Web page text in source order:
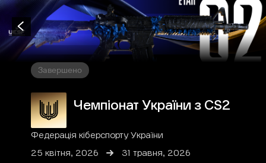
Завершено
Чемпіонат України з CS2
Федерація кіберспорту України
25 квітня, 2026 31 травня, 2026